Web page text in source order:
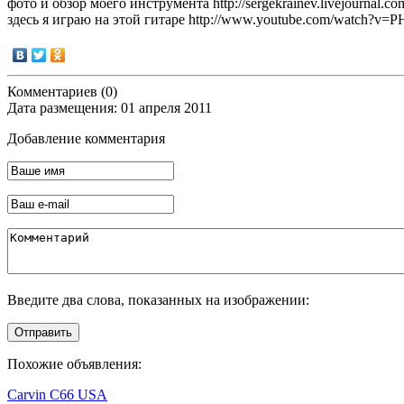
здесь я играю на этой гитаре http://www.youtube.com/
Комментариев (0)
Дата размещения: 01 апреля 2011
Добавление комментария
Введите два слова, показанных на изображении:
Отправить
Похожие объявления:
Carvin C66 USA